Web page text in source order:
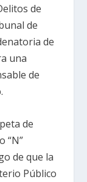
de
de
de
una
de
de
“N”
de que la
Público